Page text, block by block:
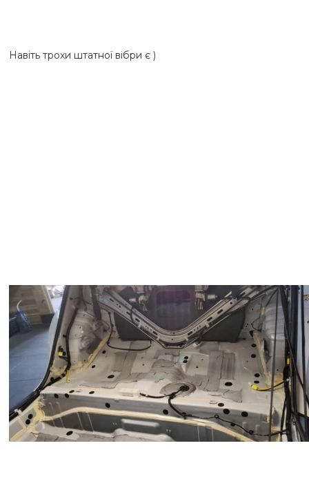
Навіть трохи штатної вібри є )